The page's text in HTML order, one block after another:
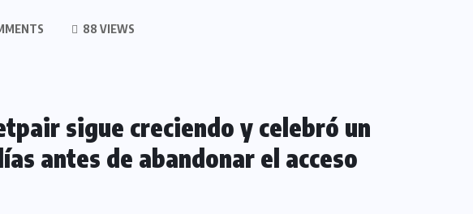
88 VIEWS
sigue creciendo y celebró un
antes de abandonar el acceso